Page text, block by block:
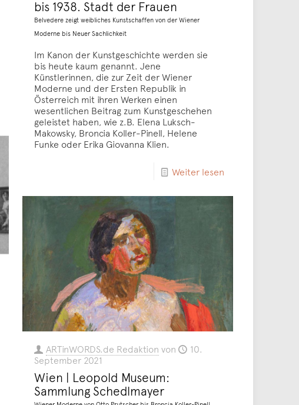
bis 1938. Stadt der Frauen
Belvedere zeigt weibliches Kunstschaffen von der Wiener
Moderne bis Neuer Sachlichkeit
Im Kanon der Kunstgeschichte werden sie
bis heute kaum genannt. Jene
Künstlerinnen, die zur Zeit der Wiener
Moderne und der Ersten Republik in
Österreich mit ihren Werken einen
wesentlichen Beitrag zum Kunstgeschehen
geleistet haben, wie z.B. Elena Luksch-
Makowsky, Broncia Koller-Pinell, Helene
Funke oder Erika Giovanna Klien.
Weiter lesen
ARTinWORDS.de Redaktion von
10.
September 2021
Wien | Leopold Museum:
Sammlung Schedlmayer